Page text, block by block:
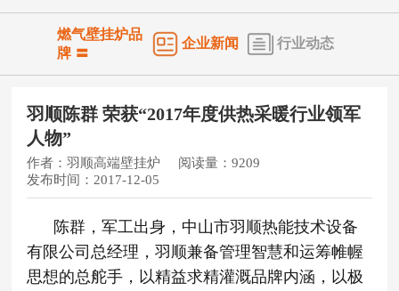
燃气壁挂炉品
牌 〓
企业新闻 行业动态
羽顺陈群 荣获“2017年度供热采暖行业领军
人物”
作者：羽顺高端壁挂炉 阅读量：9209
发布时间： 2017-12-05
陈群，军工出身，中山市羽顺热能技术设备
有限公司总经理，羽顺兼备管理智慧和运筹帷幄
思想的总舵手，以精益求精灌溉品牌内涵，以极